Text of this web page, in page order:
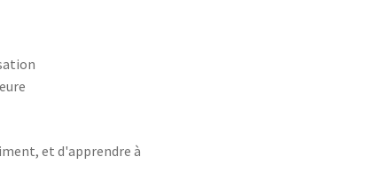
et d'apprendre à